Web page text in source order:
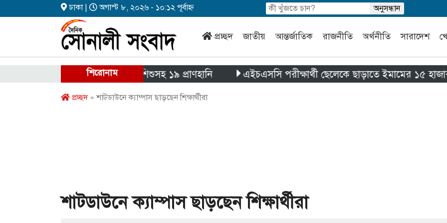
ঢাকা | অগাস্ট ৮, ২০২৬ - ১০:১২ পূর্বাহ্ন
প্রচ্ছদ জাতীয় আন্তর্জাতিক রাজনীতি অর্থনীতি সারাদেশ
শিরোনাম
চার দুর্ঘটনায় নারী ও শিশুসহ ১৯ প্রাণহানি এইচএসসি পরীক্ষার্থী ছেলেকে ছাড়াতে ইমামের ১৫ হাজার টাকা
প্রচ্ছদ» শাটডাউনে ক্যাম্পাস ছাড়ছেন শিক্ষার্থীরা
শাটডাউনে ক্যাম্পাস ছাড়ছেন শিক্ষার্থীরা